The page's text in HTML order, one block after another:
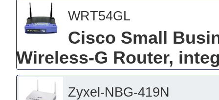
WRT54GL
Cisco Small
Wireless-G Router,
Zyxel-NBG-419N